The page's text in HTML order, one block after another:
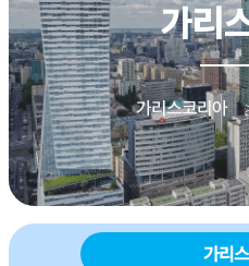
가리
가리스코리아
가리